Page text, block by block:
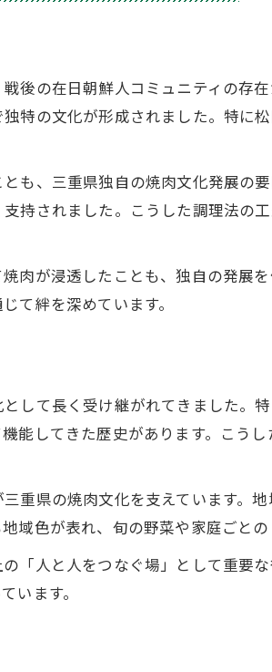
焼肉文化がもたらすコミュ
焼肉を通じた三重県民の連
戦後に誕生した三重ならで
焼肉の発展を支えた在日朝
伝統を守り続ける三重焼肉
焼肉が地域経済に与えた影
炭火焼き技法が和牛の旨味
焼肉と和牛の絶妙なハーモ
和牛焼肉が三重県で愛され
地域コミュニティとともに育つ
焼肉店が地域コミュニティ
後の在日朝鮮人コミュニティの存
特の文化が形成されました。特に
も、三重県独自の焼肉文化発展の
持されました。こうした調理法の
肉が浸透したことも、独自の発展
て絆を深めています。
して長く受け継がれてきました。
能してきた歴史があります。こう
重県の焼肉文化を支えています。
域色が表れ、旬の野菜や家庭ごと
「人と人をつなぐ場」として重要
います。